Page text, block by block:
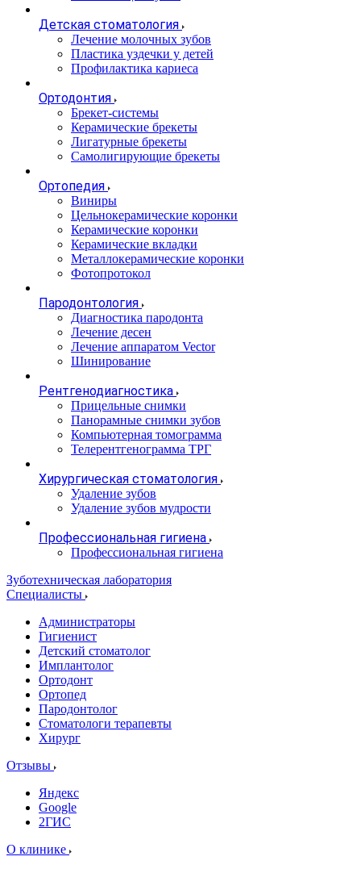
Детская стоматология
Лечение молочных зубов
Пластика уздечки у детей
Профилактика кариеса
Ортодонтия
Брекет-системы
Керамические брекеты
Лигатурные брекеты
Самолигирующие брекеты
Ортопедия
Виниры
Цельнокерамические коронки
Керамические коронки
Керамические вкладки
Металлокерамические коронки
Фотопротокол
Пародонтология
Диагностика пародонта
Лечение десен
Лечение аппаратом Vector
Шинирование
Рентгенодиагностика
Прицельные снимки
Панорамные снимки зубов
Компьютерная томограмма
Телерентгенограмма ТРГ
Хирургическая стоматология
Удаление зубов
Удаление зубов мудрости
Профессиональная гигиена
Профессиональная гигиена
Зуботехническая лаборатория
Специалисты
Администраторы
Гигиенист
Детский стоматолог
Имплантолог
Ортодонт
Ортопед
Пародонтолог
Стоматологи терапевты
Хирург
Отзывы
Яндекс
Google
2ГИС
О клинике